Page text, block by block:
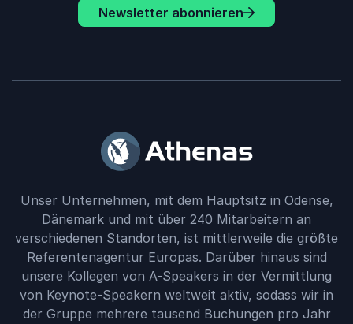
Newsletter abonnieren
Unser Unternehmen, mit dem Hauptsitz in Odense,
Dänemark und mit über 240 Mitarbeitern an
verschiedenen Standorten, ist mittlerweile die größte
Referentenagentur Europas. Darüber hinaus sind
unsere Kollegen von A-Speakers in der Vermittlung
von Keynote-Speakern weltweit aktiv, sodass wir in
der Gruppe mehrere tausend Buchungen pro Jahr